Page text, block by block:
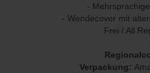
-
- Wendecover mit
Frei / All
Verpackung: